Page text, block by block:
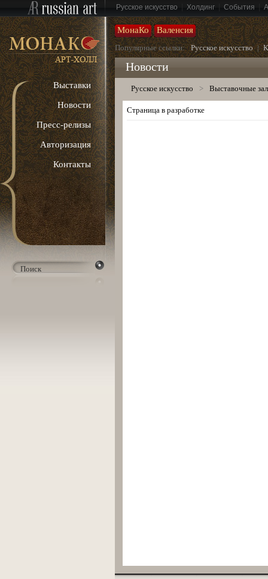
Русское искусство Холдинг События
Выставки
Новости
Пресс-релизы
Авторизация
Контакты
МонаКо Валенсия
Популярные ссылки: Русское искусство |
Новости
Русское искусство > Выставочные
Страница в разработке